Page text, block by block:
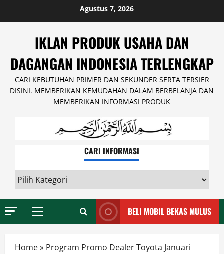
Agustus 7, 2026
IKLAN PRODUK USAHA DAN
DAGANGAN INDONESIA TERLENGKAP
CARI KEBUTUHAN PRIMER DAN SEKUNDER SERTA TERSIER
DISINI. MEMBERIKAN KEMUDAHAN DALAM BERBELANJA DAN
MEMBERIKAN INFORMASI PRODUK
CARI INFORMASI
INFORMASI
Primary
BELI MOBIL BEKAS MULUS
Home» Program Promo Dealer Toyota Januari